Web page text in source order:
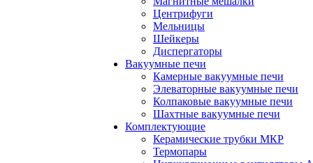
Центрифуги
Мельницы
Шейкеры
Диспергаторы
Вакуумные печи
Камерные вакуумные печи
Элеваторные вакуумные печи
Колпаковые вакуумные печи
Шахтные вакуумные печи
Комплектующие
Керамические трубки МКР
Термопары